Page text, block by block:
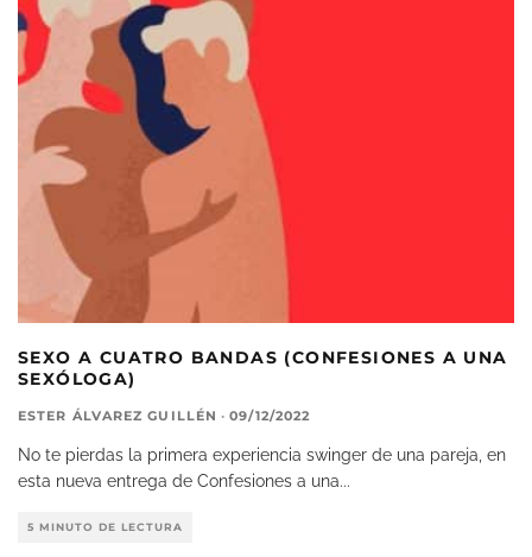
SEXO A CUATRO BANDAS (CONFESIONES A UNA
SEXÓLOGA)
ESTER ÁLVAREZ GUILLÉN · 09/12/2022
No te pierdas la primera experiencia swinger de una pareja, en
esta nueva entrega de Confesiones a una...
5 MINUTO DE LECTURA